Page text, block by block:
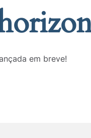
em breve!